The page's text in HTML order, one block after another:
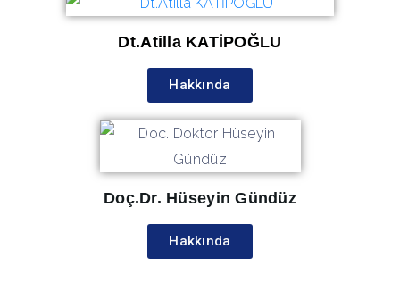
Dt.Atilla KATİPOĞLU
Hakkında
Doç.Dr. Hüseyin Gündüz
Hakkında